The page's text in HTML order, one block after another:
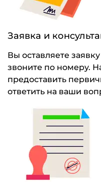
Заявка и
Вы оставляете
звоните по номеру.
предоставить
ответить на ваши